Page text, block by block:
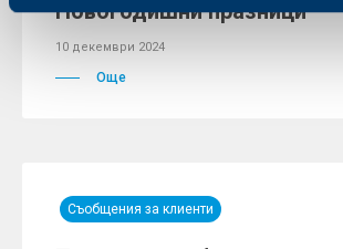
Новогодишни празници
10 декември 2024
Още
Съобщения за клиенти